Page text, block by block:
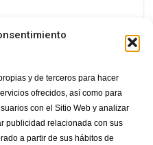
y de terceros para hacer
ofrecidos, así como para
con el Sitio Web y analizar
publicidad relacionada con sus
a partir de sus hábitos de